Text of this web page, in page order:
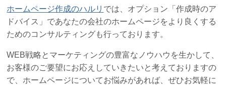
ホームページ作成のハルリ では、オプション「作成時のア
ドバイス」であなたの会社のホームページをより良くする
ためのコンサルティングも行っております。
WEB戦略とマーケティングの豊富なノウハウを生かして、
お客様のご要望にお応えしていきたいと考えておりますの
で、ホームページについてお悩みがあれば、ぜひお気軽に